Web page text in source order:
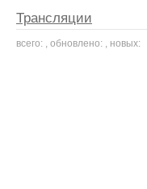
Трансляции
всего: , обновлено: , новых: